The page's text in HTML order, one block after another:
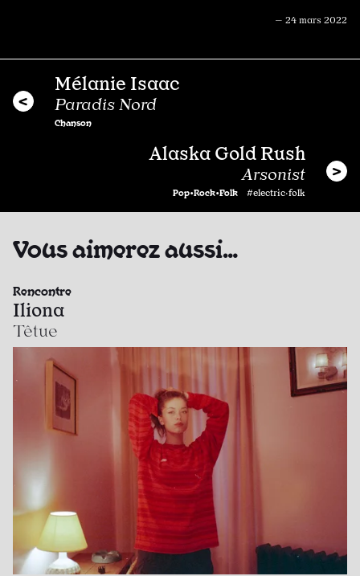
— 24 mars 2022
Mélanie Isaac
Paradis Nord
Chanson
Alaska Gold Rush
Arsonist
Pop•Rock•Folk #electric·folk
Vous aimerez aussi…
Rencontre
Iliona
Têtue